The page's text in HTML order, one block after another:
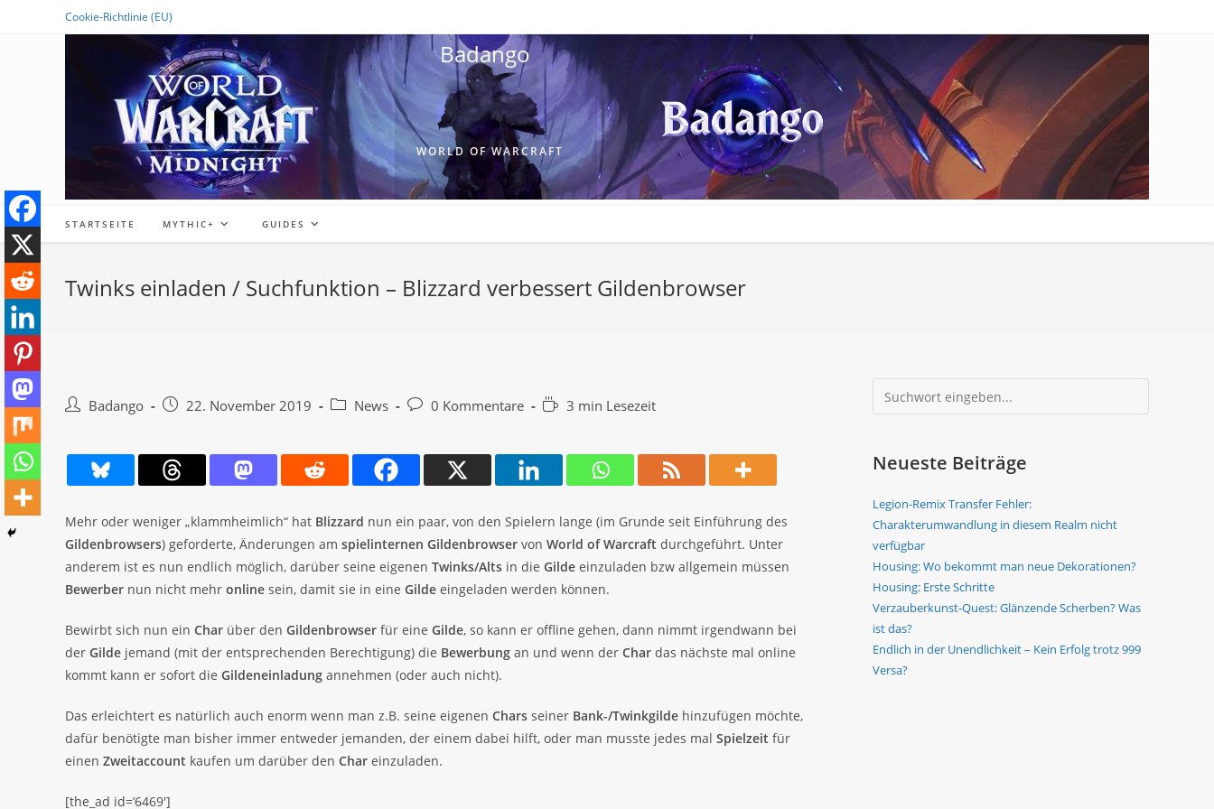
Cookie-Richtlinie (EU)
Badango
WORLD OF WARCRAFT
STARTSEITE MYTHIC+ GUIDES
Twinks einladen / Suchfunktion – Blizzard verbessert Gildenbrowser
Beitrags-
Badango
Beitrag22. November 2019
Beitrags-
News
Beitrags-
0 Kommentare Lesedauer:
3 min Lesezeit
Mehr oder weniger „klammheimlich“ hat Blizzard nun ein paar, von den Spielern lange (im Grunde seit Einführung des
Gildenbrowsers) geforderte, Änderungen am spielinternen Gildenbrowser von World of Warcraft durchgeführt. Unter
anderem ist es nun endlich möglich, darüber seine eigenen Twinks/Alts in die Gilde einzuladen bzw allgemein müssen
Bewerber nun nicht mehr online sein, damit sie in eine Gilde eingeladen werden können.
Bewirbt sich nun ein Char über den Gildenbrowser für eine Gilde, so kann er offline gehen, dann nimmt irgendwann bei
der Gilde jemand (mit der entsprechenden Berechtigung) die Bewerbung an und wenn der Char das nächste mal online
kommt kann er sofort die Gildeneinladung annehmen (oder auch nicht).
Das erleichtert es natürlich auch enorm wenn man z.B. seine eigenen Chars seiner Bank-/Twinkgilde hinzufügen möchte,
dafür benötigte man bisher immer entweder jemanden, der einem dabei hilft, oder man musste jedes mal Spielzeit für
einen Zweitaccount kaufen um darüber den Char einzuladen.
[the_ad id=’6469′]
Suchen
Neueste Beiträge
Legion-Remix Transfer Fehler:
Charakterumwandlung in diesem Realm nicht
verfügbar
Housing: Wo bekommt man neue Dekorationen?
Housing: Erste Schritte
Verzauberkunst-Quest: Glänzende Scherben? Was
ist das?
Endlich in der Unendlichkeit – Kein Erfolg trotz 999
Versa?